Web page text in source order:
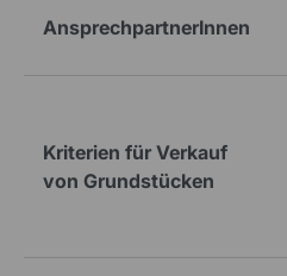
AnsprechpartnerInnen
Kriterien für Verkauf
von Grundstücken